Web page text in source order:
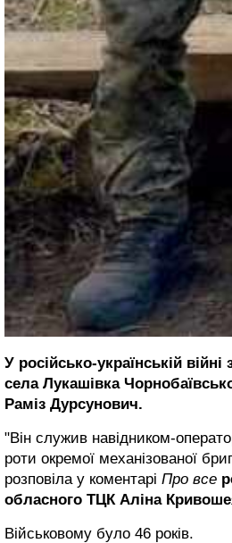
У російсько-українській війні
села Лукашівка
Раміз Дурсунович.
"Він служив навідником-
роти окремої механізованої
розповіла у коментарі Про все
обласного ТЦК Аліна
Військовому було 46 років.